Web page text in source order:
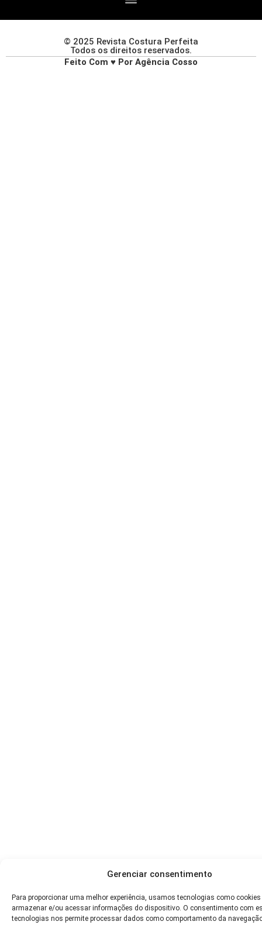
Gerenciar consentimento
Para proporcionar uma melhor experiência, usamos tecnologias como cookies
armazenar e/ou acessar informações do dispositivo. O consentimento com
tecnologias nos permite processar dados como comportamento da
© 2025 Revista Costura Perfeita
Todos os direitos reservados.
Feito Com ♥ Por Agência Cosso